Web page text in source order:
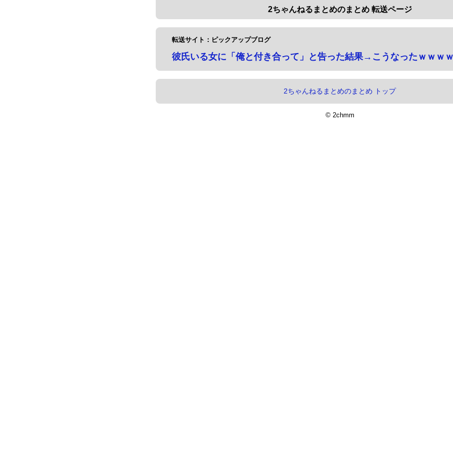
2ちゃんねるまとめのまとめ 転送ページ
転送サイト：ピックアップブログ
彼氏いる女に「俺と付き合って」と告った結果→こうなったｗｗｗ
2ちゃんねるまとめのまとめ トップ
© 2chmm